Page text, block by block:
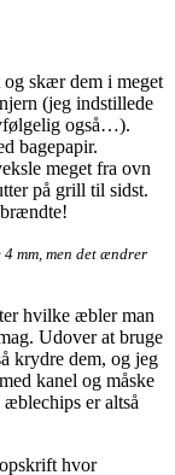
skær dem i meget
(jeg indstillede
også…).
bagepapir.
meget fra ovn
på grill til sidst.
mm, men det ændrer
hvilke æbler man
Udover at bruge
krydre dem, og jeg
kanel og måske
er altså
hvor